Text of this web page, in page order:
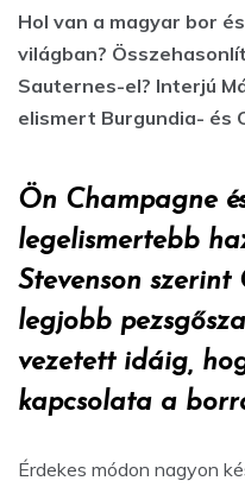
Hol van a magyar bor
világban?
Sauternes-el? Interjú
elismert Burgundia- és
Ön Champagne
legelismertebb
Stevenson
legjobb
vezetett idáig,
kapcsolata a
Érdekes módon nagyon